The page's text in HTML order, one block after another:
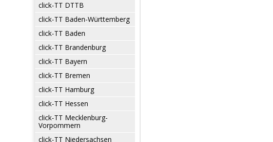
click-TT DTTB
click-TT Baden-Württemberg
click-TT Baden
click-TT Brandenburg
click-TT Bayern
click-TT Bremen
click-TT Hamburg
click-TT Hessen
click-TT Mecklenburg-
Vorpommern
click-TT Niedersachsen